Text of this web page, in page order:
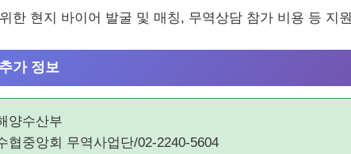
한 현지 바이어 발굴 및 매칭, 무역상담 참가 비용 등 지원
가 정보
양수산부
협중앙회 무역사업단/02-2240-5604